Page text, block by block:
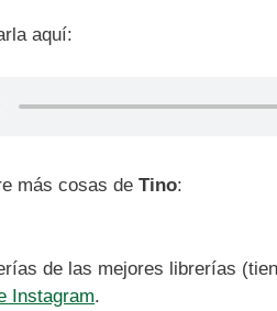
aquí:
más cosas de Tino:
de las mejores librerías
Instagram.